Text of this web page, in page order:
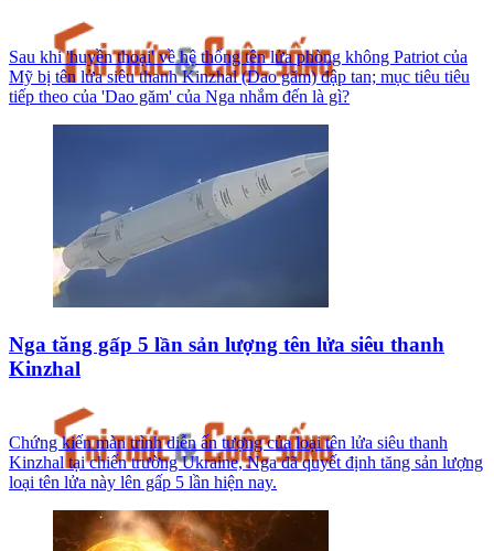
Sau khi 'huyền thoại' về hệ thống tên lửa phòng không Patriot của
Mỹ bị tên lửa siêu thanh Kinzhal (Dao găm) đập tan; mục tiêu tiêu
tiếp theo của 'Dao găm' của Nga nhắm đến là gì?
Nga tăng gấp 5 lần sản lượng tên lửa siêu thanh
Kinzhal
Chứng kiến màn trình diễn ấn tượng của loại tên lửa siêu thanh
Kinzhal tại chiến trường Ukraine, Nga đã quyết định tăng sản lượng
loại tên lửa này lên gấp 5 lần hiện nay.